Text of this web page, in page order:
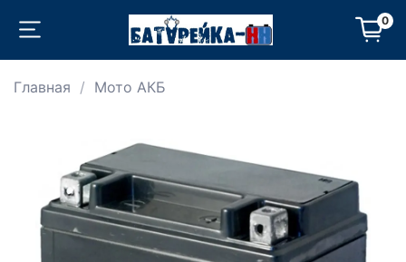
0
Главная Мото АКБ